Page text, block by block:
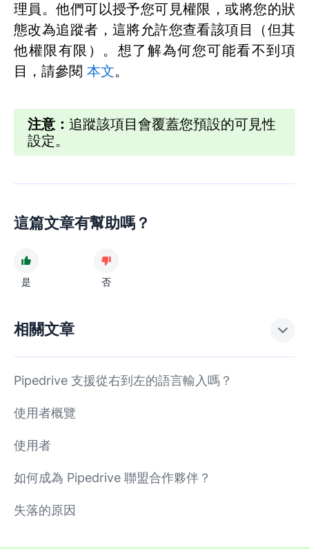
理員。他們可以授予您可見權限，或將您的狀
態改為追蹤者，這將允許您查看該項目（但其
他權限有限）。想了解為何您可能看不到項
目，請參閱 本文。
注意： 追蹤該項目會覆蓋您預設的可見性
設定。
這篇文章有幫助嗎？
是 否
相關文章
Pipedrive 支援從右到左的語言輸入嗎？
使用者概覽
使用者
如何成為 Pipedrive 聯盟合作夥伴？
失落的原因